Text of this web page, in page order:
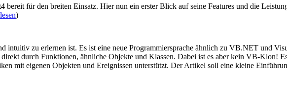
bereit für den breiten Einsatz. Hier nun ein erster Blick auf seine Features und die
)
intuitiv zu erlernen ist. Es ist eine neue Programmiersprache ähnlich zu VB.NET und
durch Funktionen, ähnliche Objekte und Klassen. Dabei ist es aber kein VB-Klon!
mit eigenen Objekten und Ereignissen unterstützt. Der Artikel soll eine kleine